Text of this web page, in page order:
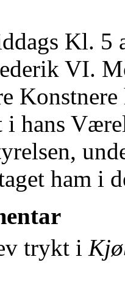
Kl. 5
VI.
i hans
ham i
trykt i